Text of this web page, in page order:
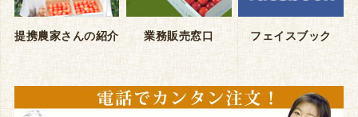
提携農家さんの紹介 業務販売窓口 フェイスブック